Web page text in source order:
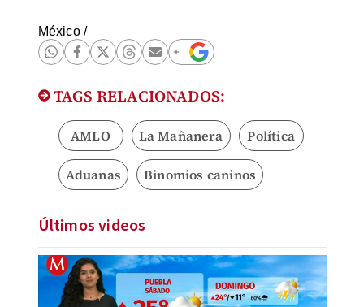
México/
TAGS RELACIONADOS:
AMLO La Mañanera Política
Aduanas Binomios caninos
Últimos videos